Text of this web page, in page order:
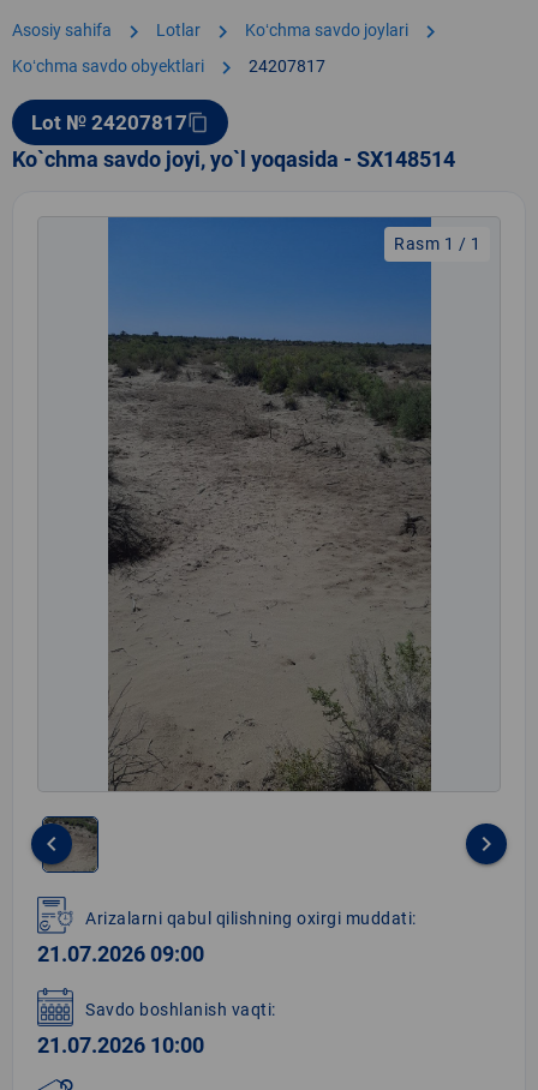
Asosiy sahifa chevron_right Lotlar chevron_right Koʻchma savdo joylari chevron_right
Koʻchma savdo obyektlari chevron_right 24207817
Lot № 24207817content_copy
Ko`chma savdo joyi, yo`l yoqasida - SX148514
Rasm 1 / 1
1
of
1
keyboard_arrow_left keyboard_arrow_right
Arizalarni qabul qilishning oxirgi muddati:
21.07.2026 09:00
Savdo boshlanish vaqti:
21.07.2026 10:00